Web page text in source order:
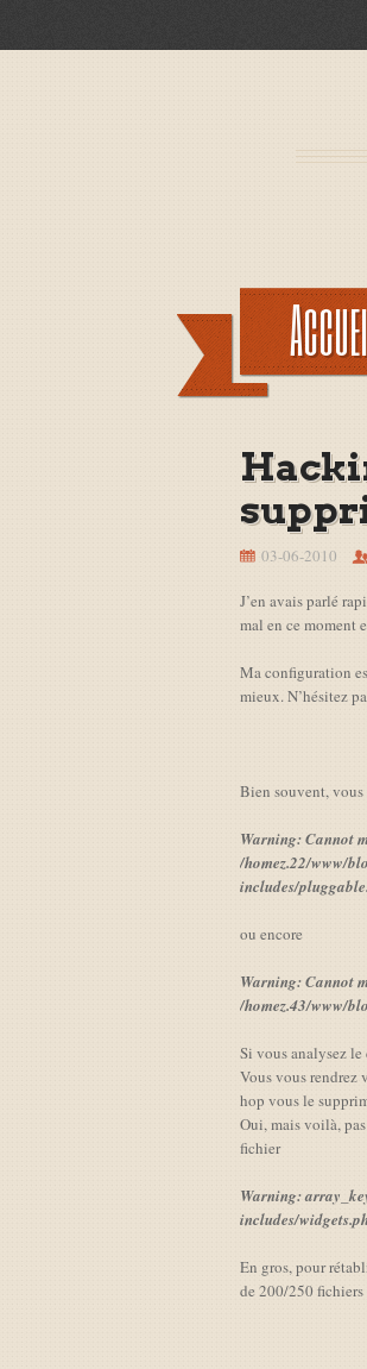
03-06-2010
J’en avais parlé
mal en ce moment
Ma configuration
mieux. N’hésitez
Bien souvent, vous
Warning: Cannot
/homez.22/www/
includes/
ou encore
Warning: Cannot
/homez.43/www/
Si vous analysez le
Vous vous rendrez
hop vous le
Oui, mais voilà,
fichier
Warning:
includes/
En gros, pour
de 200/250